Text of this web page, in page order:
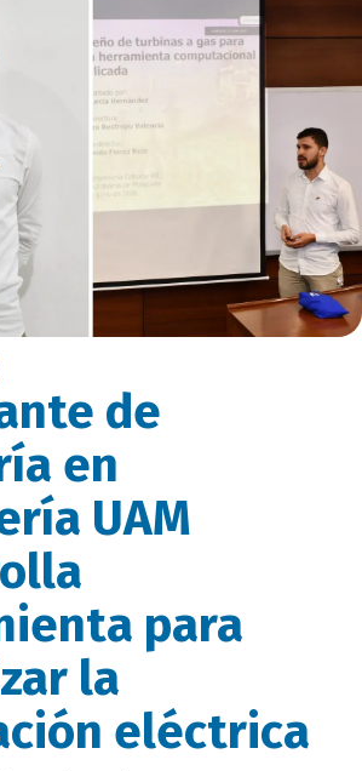
de
en
UAM
para
la
eléctrica